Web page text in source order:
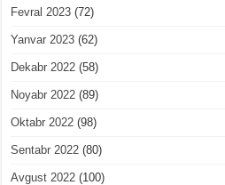
Fevral 2023 (72)
Yanvar 2023 (62)
Dekabr 2022 (58)
Noyabr 2022 (89)
Oktabr 2022 (98)
Sentabr 2022 (80)
Avgust 2022 (100)